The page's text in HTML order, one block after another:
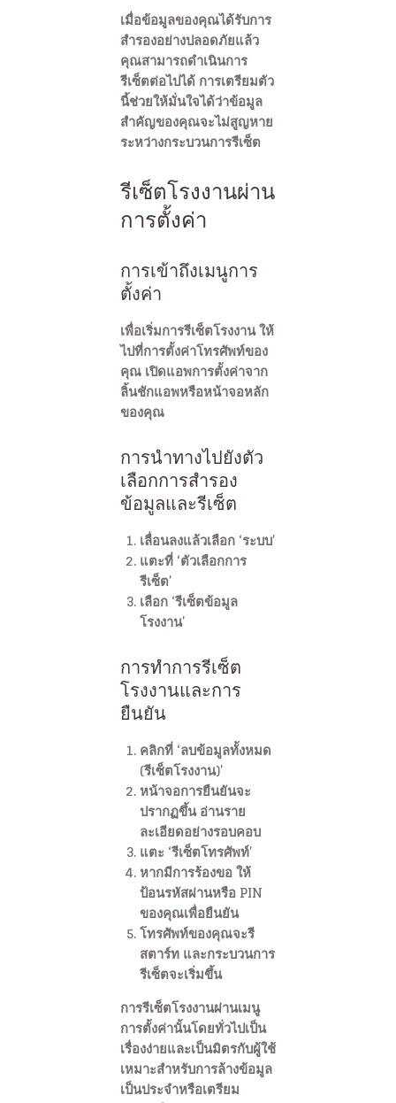
เมื่อข้อมูลของคุณได้รับการ
สำรองอย่างปลอดภัยแล้ว
คุณสามารถดำเนินการ
รีเซ็ตต่อไปได้ การเตรียมตัว
นี้ช่วยให้มั่นใจได้ว่าข้อมูล
สำคัญของคุณจะไม่สูญหาย
ระหว่างกระบวนการรีเซ็ต
รีเซ็ตโรงงานผ่าน
การตั้งค่า
การเข้าถึงเมนูการ
ตั้งค่า
เพื่อเริ่มการรีเซ็ตโรงงาน ให้
ไปที่การตั้งค่าโทรศัพท์ของ
คุณ เปิดแอพการตั้งค่าจาก
ลิ้นชักแอพหรือหน้าจอหลัก
ของคุณ
การนำทางไปยังตัว
เลือกการสำรอง
ข้อมูลและรีเซ็ต
เลื่อนลงแล้วเลือก ‘ระบบ’
แตะที่ ‘ตัวเลือกการ
รีเซ็ต’
เลือก ‘รีเซ็ตข้อมูล
โรงงาน’
การทำการรีเซ็ต
โรงงานและการ
ยืนยัน
คลิกที่ ‘ลบข้อมูลทั้งหมด
(รีเซ็ตโรงงาน)’
หน้าจอการยืนยันจะ
ปรากฏขึ้น อ่านราย
ละเอียดอย่างรอบคอบ
แตะ ‘รีเซ็ตโทรศัพท์’
หากมีการร้องขอ ให้
ป้อนรหัสผ่านหรือ PIN
ของคุณเพื่อยืนยัน
โทรศัพท์ของคุณจะรี
สตาร์ท และกระบวนการ
รีเซ็ตจะเริ่มขึ้น
การรีเซ็ตโรงงานผ่านเมนู
การตั้งค่านั้นโดยทั่วไปเป็น
เรื่องง่ายและเป็นมิตรกับผู้ใช้
เหมาะสำหรับการล้างข้อมูล
เป็นประจำหรือเตรียม